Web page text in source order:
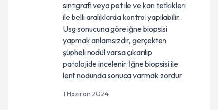
sintigrafi veya pet ile ve kan tetkikleri
ile belli aralıklarda kontrol yapılabilir.
Usg sonucuna göre iğne biopsisi
yapmak anlamsızdır, gerçekten
şüpheli nodül varsa çıkarılıp
patolojide incelenir. İğne biopsisi ile
lenf nodunda sonuca varmak zordur
1 Haziran 2024